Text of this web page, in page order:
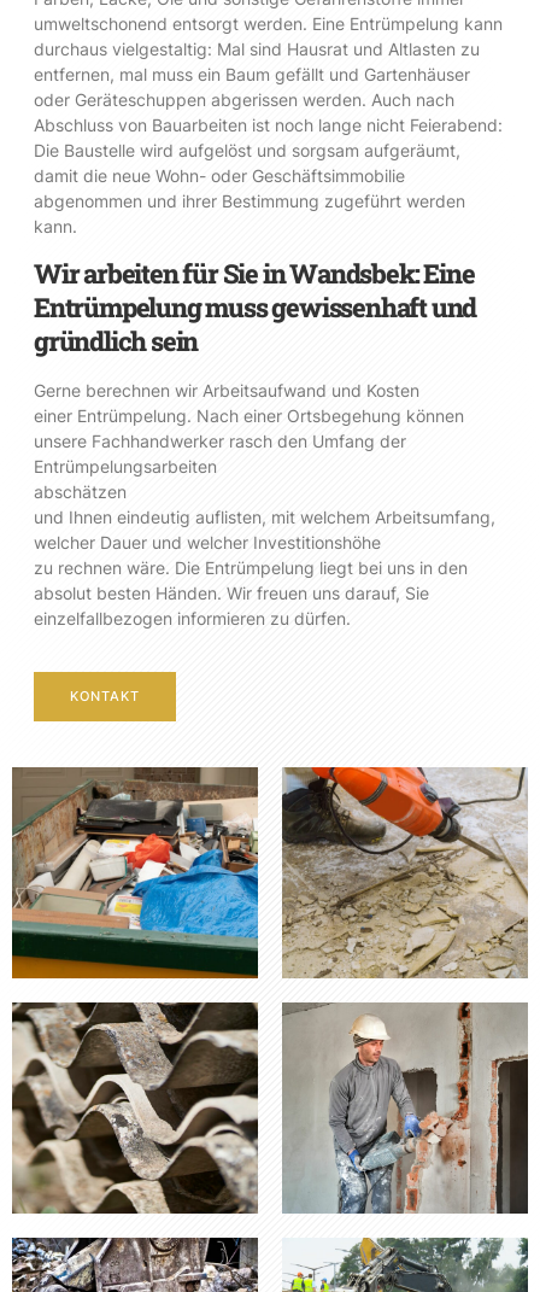
umweltschonend entsorgt werden. Eine Entrümpelung kann
durchaus vielgestaltig: Mal sind Hausrat und Altlasten zu
entfernen, mal muss ein Baum gefällt und Gartenhäuser
oder Geräteschuppen abgerissen werden. Auch nach
Abschluss von Bauarbeiten ist noch lange nicht Feierabend:
Die Baustelle wird aufgelöst und sorgsam aufgeräumt,
damit die neue Wohn- oder Geschäftsimmobilie
abgenommen und ihrer Bestimmung zugeführt werden
kann.
Wir arbeiten für Sie in Wandsbek: Eine
Entrümpelung muss gewissenhaft und
gründlich sein
Gerne berechnen wir Arbeitsaufwand und Kosten
einer Entrümpelung. Nach einer Ortsbegehung können
unsere Fachhandwerker rasch den Umfang der
Entrümpelungsarbeiten
abschätzen
und Ihnen eindeutig auflisten, mit welchem Arbeitsumfang,
welcher Dauer und welcher Investitionshöhe
zu rechnen wäre. Die Entrümpelung liegt bei uns in den
absolut besten Händen. Wir freuen uns darauf, Sie
einzelfallbezogen informieren zu dürfen.
KONTAKT